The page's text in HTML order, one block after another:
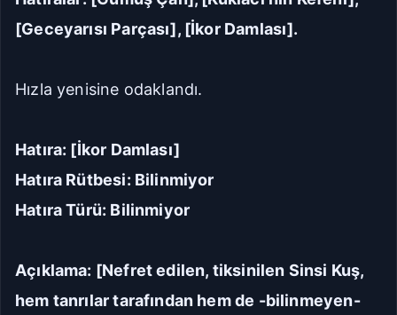
[Geceyarısı Parçası], [İkor Damlası].
Hızla yenisine odaklandı.
Hatıra: [İkor Damlası]
Hatıra Rütbesi: Bilinmiyor
Hatıra Türü: Bilinmiyor
Açıklama: [Nefret edilen, tiksinilen Sinsi Kuş,
hem tanrılar tarafından hem de -bilinmeyen-